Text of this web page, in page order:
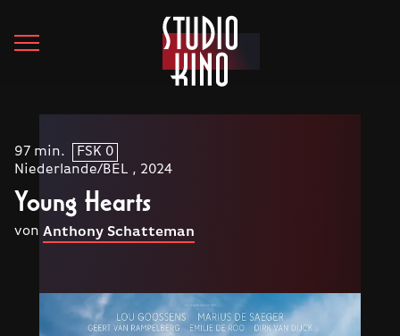
97 min.
FSK 0
Niederlande/BEL , 2024
Young Hearts
von Anthony Schatteman